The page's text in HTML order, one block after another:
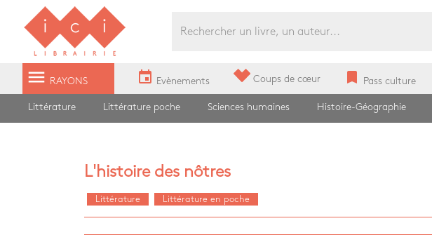
Librairie Ici Grands Boulevards
menu RAYONS event Evènements Coups de cœur bookmark Pass culture
Littérature Littérature poche Sciences humaines Histoire-Géographie
L'histoire des nôtres
Littérature Littérature en poche